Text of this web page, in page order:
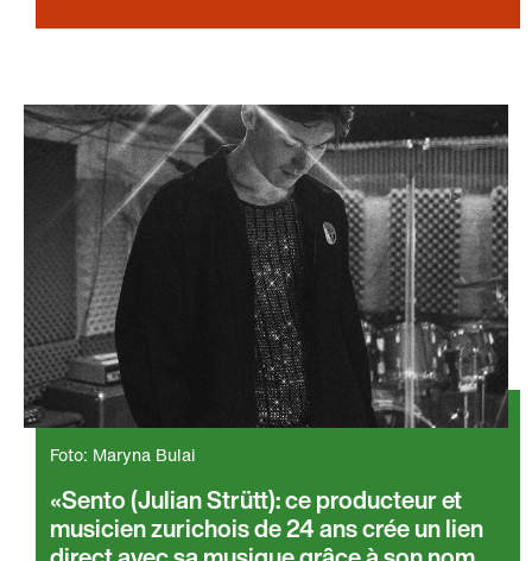
Foto: Maryna Bulai
Sento (Julian Strütt): ce producteur et
musicien zurichois de 24 ans crée un lien